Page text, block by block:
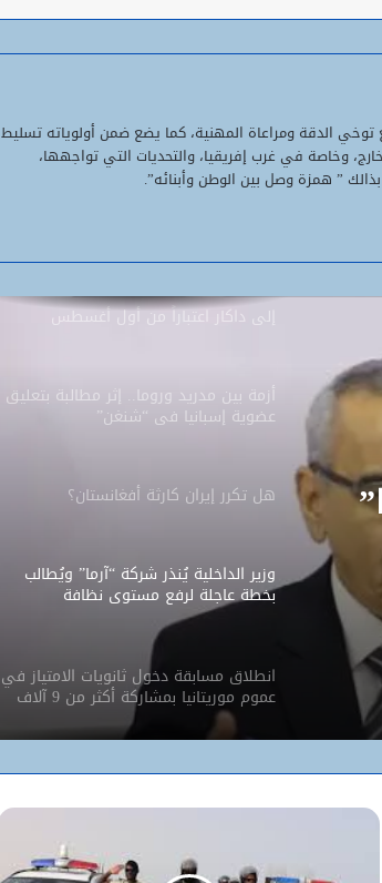
توخي الدقة ومراعاة المهنية، كما يضع ضمن أولوياته تسليط
وخاصة في غرب إفريقيا، والتحديات التي تواجهها،
” همزة وصل بين الوطن وأبنائه”.
الحوض الشرقي وكوركول (الجمعة)
سنوات الماضية أرست أسساً لاقتصاد أكثر
استقلالية وسيادة
“بنكيلي” يتصدر خدمات الدفع الإلكتروني
السفارة الأمريكية تحيل طلبات التأشيرة
إلى داكار اعتباراً من أول أغسطس
أزمة بين مدريد وروما.. إثر مطالبة بتعليق
عضوية إسبانيا في “شنغن”
هل تكرر إيران كارثة أفغانستان؟
وزير الداخلية يُنذر شركة “آرما” ويُطالب
بخطة عاجلة لرفع مستوى نظافة
نواكشوط
انطلاق مسابقة دخول ثانويات الامتياز في
عموم موريتانيا بمشاركة أكثر من 9 آلاف
مترشح
كيف استخدم الاحتلال سلاح الإبعاد للتفرد
البيت الأبيض يفتح أخطر ملفات كورونا..